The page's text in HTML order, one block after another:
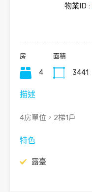
物業ID :
房
4
面積
3441
描述
4房單位，2梯1戶
特色
露臺